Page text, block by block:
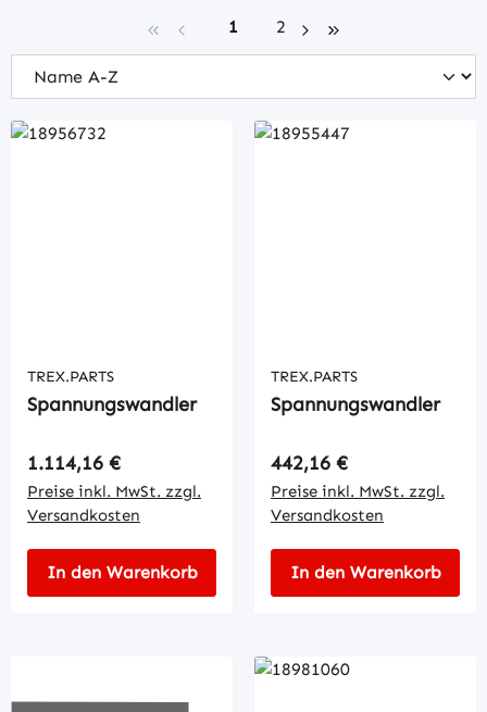
Seite
1 Seite
2
TREX.PARTS
Spannungswandler
Regulärer Preis:
1.114,16 €
Preise inkl. MwSt. zzgl.
Versandkosten
In den Warenkorb
TREX.PARTS
Spannungswandler
Regulärer Preis:
442,16 €
Preise inkl. MwSt. zzgl.
Versandkosten
In den Warenkorb